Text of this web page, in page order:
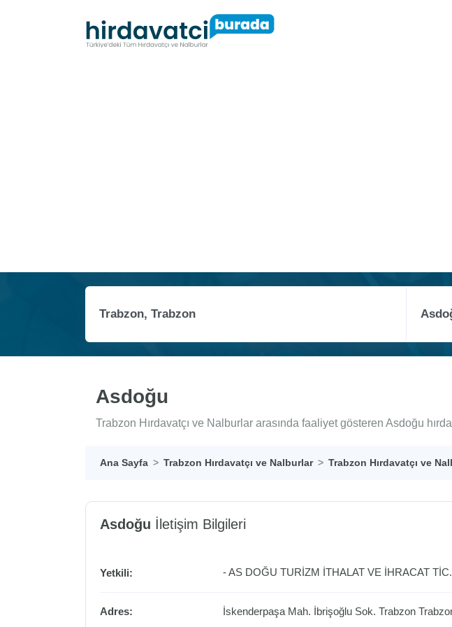
Asdoğu
Trabzon Hırdavatçı ve Nalburlar arasında faaliyet gösteren Asdoğu
Ana Sayfa Trabzon Hırdavatçı ve Nalburlar Trabzon Hırdavatçı ve
Asdoğu İletişim Bilgileri
Yetkili: - AS DOĞU TURİZM İTHALAT VE İHRACAT
Adres: İskenderpaşa Mah. İbrişoğlu Sok. Trabzon